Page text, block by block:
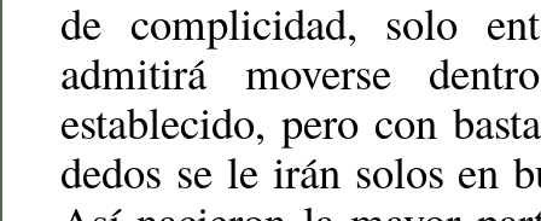
de complicidad, solo
admitirá moverse
establecido, pero con
dedos se le irán solos en